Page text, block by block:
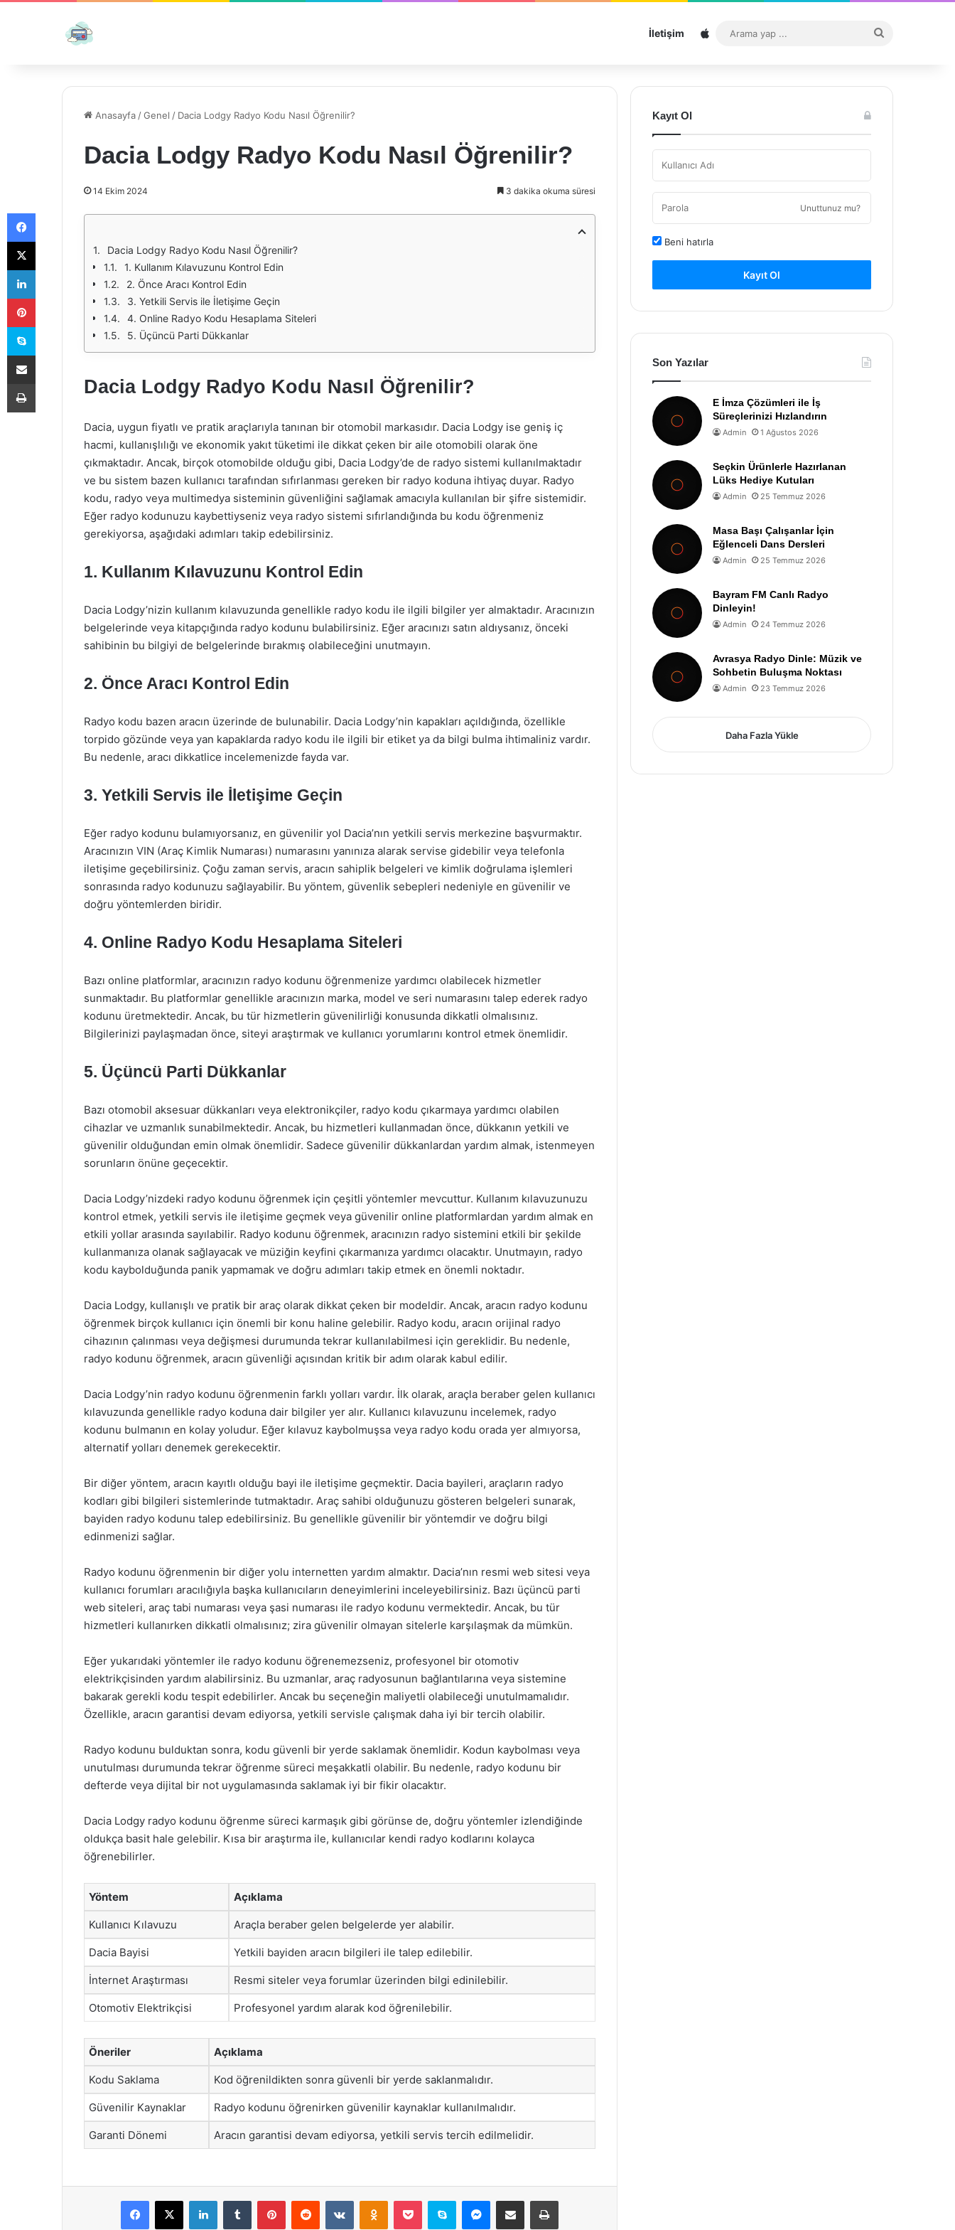
İletişim Sitemap
...
Anasayfa /Genel / Dacia Lodgy Radyo Kodu Nasıl Öğrenilir?
Dacia Lodgy Radyo Kodu Nasıl Öğrenilir?
14 Ekim 2024 3 dakika okuma süresi
Dacia Lodgy Radyo Kodu Nasıl Öğrenilir?
1. Kullanım Kılavuzunu Kontrol Edin
2. Önce Aracı Kontrol Edin
3. Yetkili Servis ile İletişime Geçin
4. Online Radyo Kodu Hesaplama Siteleri
5. Üçüncü Parti Dükkanlar
Dacia Lodgy Radyo Kodu Nasıl Öğrenilir?
Dacia, uygun fiyatlı ve pratik araçlarıyla tanınan bir otomobil markasıdır. Dacia Lodgy ise geniş iç
hacmi, kullanışlılığı ve ekonomik yakıt tüketimi ile dikkat çeken bir aile otomobili olarak öne
çıkmaktadır. Ancak, birçok otomobilde olduğu gibi, Dacia Lodgy’de de radyo sistemi kullanılmaktadır
ve bu sistem bazen kullanıcı tarafından sıfırlanması gereken bir radyo koduna ihtiyaç duyar. Radyo
kodu, radyo veya multimedya sisteminin güvenliğini sağlamak amacıyla kullanılan bir şifre sistemidir.
Eğer radyo kodunuzu kaybettiyseniz veya radyo sistemi sıfırlandığında bu kodu öğrenmeniz
gerekiyorsa, aşağıdaki adımları takip edebilirsiniz.
1. Kullanım Kılavuzunu Kontrol Edin
Dacia Lodgy’nizin kullanım kılavuzunda genellikle radyo kodu ile ilgili bilgiler yer almaktadır. Aracınızın
belgelerinde veya kitapçığında radyo kodunu bulabilirsiniz. Eğer aracınızı satın aldıysanız, önceki
sahibinin bu bilgiyi de belgelerinde bırakmış olabileceğini unutmayın.
2. Önce Aracı Kontrol Edin
Radyo kodu bazen aracın üzerinde de bulunabilir. Dacia Lodgy’nin kapakları açıldığında, özellikle
torpido gözünde veya yan kapaklarda radyo kodu ile ilgili bir etiket ya da bilgi bulma ihtimaliniz vardır.
Bu nedenle, aracı dikkatlice incelemenizde fayda var.
3. Yetkili Servis ile İletişime Geçin
Eğer radyo kodunu bulamıyorsanız, en güvenilir yol Dacia’nın yetkili servis merkezine başvurmaktır.
Aracınızın VIN (Araç Kimlik Numarası) numarasını yanınıza alarak servise gidebilir veya telefonla
iletişime geçebilirsiniz. Çoğu zaman servis, aracın sahiplik belgeleri ve kimlik doğrulama işlemleri
sonrasında radyo kodunuzu sağlayabilir. Bu yöntem, güvenlik sebepleri nedeniyle en güvenilir ve
doğru yöntemlerden biridir.
4. Online Radyo Kodu Hesaplama Siteleri
Bazı online platformlar, aracınızın radyo kodunu öğrenmenize yardımcı olabilecek hizmetler
sunmaktadır. Bu platformlar genellikle aracınızın marka, model ve seri numarasını talep ederek radyo
kodunu üretmektedir. Ancak, bu tür hizmetlerin güvenilirliği konusunda dikkatli olmalısınız.
Bilgilerinizi paylaşmadan önce, siteyi araştırmak ve kullanıcı yorumlarını kontrol etmek önemlidir.
5. Üçüncü Parti Dükkanlar
Bazı otomobil aksesuar dükkanları veya elektronikçiler, radyo kodu çıkarmaya yardımcı olabilen
cihazlar ve uzmanlık sunabilmektedir. Ancak, bu hizmetleri kullanmadan önce, dükkanın yetkili ve
güvenilir olduğundan emin olmak önemlidir. Sadece güvenilir dükkanlardan yardım almak, istenmeyen
sorunların önüne geçecektir.
Dacia Lodgy’nizdeki radyo kodunu öğrenmek için çeşitli yöntemler mevcuttur. Kullanım kılavuzunuzu
kontrol etmek, yetkili servis ile iletişime geçmek veya güvenilir online platformlardan yardım almak en
etkili yollar arasında sayılabilir. Radyo kodunu öğrenmek, aracınızın radyo sistemini etkili bir şekilde
kullanmanıza olanak sağlayacak ve müziğin keyfini çıkarmanıza yardımcı olacaktır. Unutmayın, radyo
kodu kaybolduğunda panik yapmamak ve doğru adımları takip etmek en önemli noktadır.
Dacia Lodgy, kullanışlı ve pratik bir araç olarak dikkat çeken bir modeldir. Ancak, aracın radyo kodunu
öğrenmek birçok kullanıcı için önemli bir konu haline gelebilir. Radyo kodu, aracın orijinal radyo
cihazının çalınması veya değişmesi durumunda tekrar kullanılabilmesi için gereklidir. Bu nedenle,
radyo kodunu öğrenmek, aracın güvenliği açısından kritik bir adım olarak kabul edilir.
Dacia Lodgy’nin radyo kodunu öğrenmenin farklı yolları vardır. İlk olarak, araçla beraber gelen kullanıcı
kılavuzunda genellikle radyo koduna dair bilgiler yer alır. Kullanıcı kılavuzunu incelemek, radyo
kodunu bulmanın en kolay yoludur. Eğer kılavuz kaybolmuşsa veya radyo kodu orada yer almıyorsa,
alternatif yolları denemek gerekecektir.
Bir diğer yöntem, aracın kayıtlı olduğu bayi ile iletişime geçmektir. Dacia bayileri, araçların radyo
kodları gibi bilgileri sistemlerinde tutmaktadır. Araç sahibi olduğunuzu gösteren belgeleri sunarak,
bayiden radyo kodunu talep edebilirsiniz. Bu genellikle güvenilir bir yöntemdir ve doğru bilgi
edinmenizi sağlar.
Radyo kodunu öğrenmenin bir diğer yolu internetten yardım almaktır. Dacia’nın resmi web sitesi veya
kullanıcı forumları aracılığıyla başka kullanıcıların deneyimlerini inceleyebilirsiniz. Bazı üçüncü parti
web siteleri, araç tabi numarası veya şasi numarası ile radyo kodunu vermektedir. Ancak, bu tür
hizmetleri kullanırken dikkatli olmalısınız; zira güvenilir olmayan sitelerle karşılaşmak da mümkün.
Eğer yukarıdaki yöntemler ile radyo kodunu öğrenemezseniz, profesyonel bir otomotiv
elektrikçisinden yardım alabilirsiniz. Bu uzmanlar, araç radyosunun bağlantılarına veya sistemine
bakarak gerekli kodu tespit edebilirler. Ancak bu seçeneğin maliyetli olabileceği unutulmamalıdır.
Özellikle, aracın garantisi devam ediyorsa, yetkili servisle çalışmak daha iyi bir tercih olabilir.
Radyo kodunu bulduktan sonra, kodu güvenli bir yerde saklamak önemlidir. Kodun kaybolması veya
unutulması durumunda tekrar öğrenme süreci meşakkatli olabilir. Bu nedenle, radyo kodunu bir
defterde veya dijital bir not uygulamasında saklamak iyi bir fikir olacaktır.
Dacia Lodgy radyo kodunu öğrenme süreci karmaşık gibi görünse de, doğru yöntemler izlendiğinde
oldukça basit hale gelebilir. Kısa bir araştırma ile, kullanıcılar kendi radyo kodlarını kolayca
öğrenebilirler.
Yöntem Açıklama
Kullanıcı Kılavuzu Araçla beraber gelen belgelerde yer alabilir.
Dacia Bayisi Yetkili bayiden aracın bilgileri ile talep edilebilir.
İnternet Araştırması Resmi siteler veya forumlar üzerinden bilgi edinilebilir.
Otomotiv Elektrikçisi Profesyonel yardım alarak kod öğrenilebilir.
Öneriler Açıklama
Kodu Saklama Kod öğrenildikten sonra güvenli bir yerde saklanmalıdır.
Güvenilir Kaynaklar Radyo kodunu öğrenirken güvenilir kaynaklar kullanılmalıdır.
Garanti Dönemi Aracın garantisi devam ediyorsa, yetkili servis tercih edilmelidir.
Facebook
X LinkedInTumblr PinterestReddit VKontakteOdnoklassniki
Pocket Skype Messenger
E-Posta ile paylaş Yazdır
Kayıt Ol
Unuttunuz mu?
Beni hatırla
Kayıt Ol
Son Yazılar
E İmza Çözümleri ile İş
Süreçlerinizi Hızlandırın
Admin 1 Ağustos 2026
Seçkin Ürünlerle Hazırlanan
Lüks Hediye Kutuları
Admin 25 Temmuz 2026
Masa Başı Çalışanlar İçin
Eğlenceli Dans Dersleri
Admin 25 Temmuz 2026
Bayram FM Canlı Radyo
Dinleyin!
Admin 24 Temmuz 2026
Avrasya Radyo Dinle: Müzik ve
Sohbetin Buluşma Noktası
Admin 23 Temmuz 2026
Daha Fazla Yükle
Facebook
X
LinkedIn
Pinterest
Skype
E-Posta ile paylaş